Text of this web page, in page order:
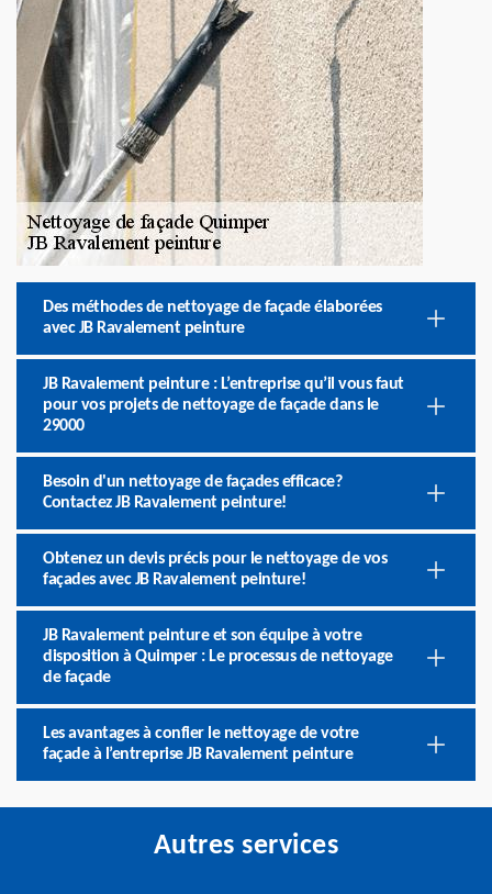
Des méthodes de nettoyage de façade élaborées
avec JB Ravalement peinture
JB Ravalement peinture : L’entreprise qu’il vous faut
pour vos projets de nettoyage de façade dans le
29000
Besoin d'un nettoyage de façades efficace?
Contactez JB Ravalement peinture!
Obtenez un devis précis pour le nettoyage de vos
façades avec JB Ravalement peinture!
JB Ravalement peinture et son équipe à votre
disposition à Quimper : Le processus de nettoyage
de façade
Les avantages à confier le nettoyage de votre
façade à l’entreprise JB Ravalement peinture
Autres services